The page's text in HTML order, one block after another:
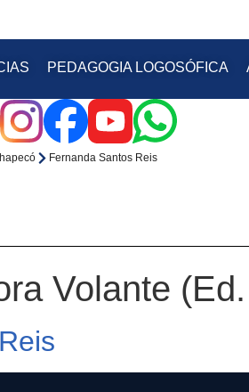
PEDAGOGIA LOGOSÓFICA
Fernanda Santos Reis
Volante